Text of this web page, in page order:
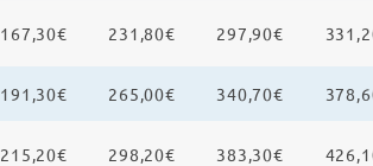
167,30€ 231,80€ 297,90€
191,30€ 265,00€ 340,70€
215,20€ 298,20€ 383,30€